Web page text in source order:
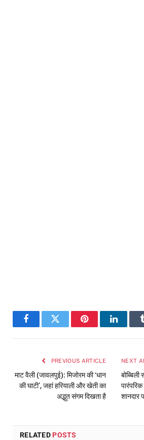
FacebookTwitter Pinterest
PREVIOUS ARTICLE
माट वैली (जावलपुई): मिजोरम की ‘धान
की घाटी’, जहां हरियाली और खेती का
अद्भुत संगम दिखता है
NEXT
शानदार
RELATED POSTS